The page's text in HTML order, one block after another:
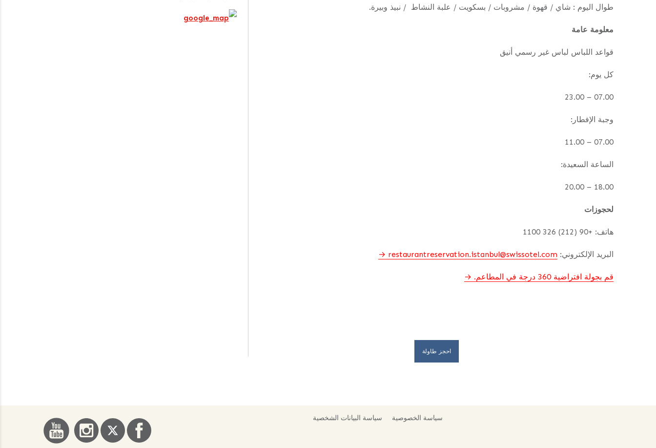
طوال اليوم : شاي / قهوة / مشروبات / بسكويت / علبة النشاط / نبيذ وبيرة.
معلومة عامة
قواعد اللباس لباس غير رسمي أنيق
كل يوم:
07.00 – 23.00
وجبة الإفطار:
07.00 – 11.00
الساعة السعيدة:
18.00 – 20.00
لحجوزات
هاتف: +90 (212) 326 1100
البريد الإلكتروني: restaurantreservation.istanbul@swissotel.com
قم بجولة افتراضية 360 درجة في المطاعم.
احجز طاولة
سياسة الخصوصية سياسة البيانات الشخصية